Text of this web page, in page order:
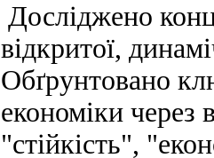
Досліджено
відкритої,
Обґрунтовано
економіки через
"стійкість",